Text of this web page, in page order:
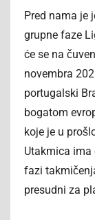
Pred nama je
grupne faze
će se na
novembra
portugalski
bogatom
koje je u
Utakmica ima
fazi
presudni za